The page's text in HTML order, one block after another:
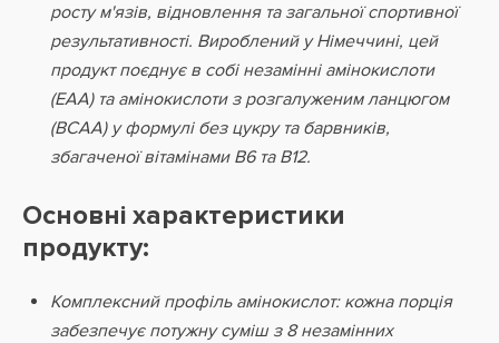
росту м'язів, відновлення та загальної спортивної
результативності. Вироблений у Німеччині, цей
продукт поєднує в собі незамінні амінокислоти
(EAA) та амінокислоти з розгалуженим ланцюгом
(BCAA) у формулі без цукру та барвників,
збагаченої вітамінами B6 та B12.
Основні характеристики
продукту:
Комплексний профіль амінокислот: кожна порція
забезпечує потужну суміш з 8 незамінних